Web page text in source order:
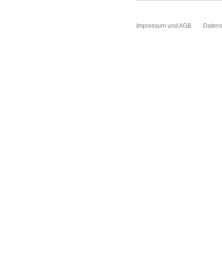
Impressum und AGB